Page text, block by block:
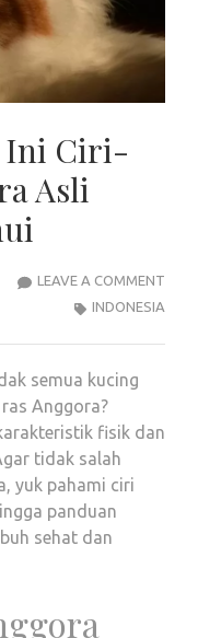
Ini Ciri-
Asli
LEAVE A COMMENT
INDONESIA
semua kucing
Anggora?
fisik dan
tidak salah
yuk pahami ciri
panduan
sehat dan